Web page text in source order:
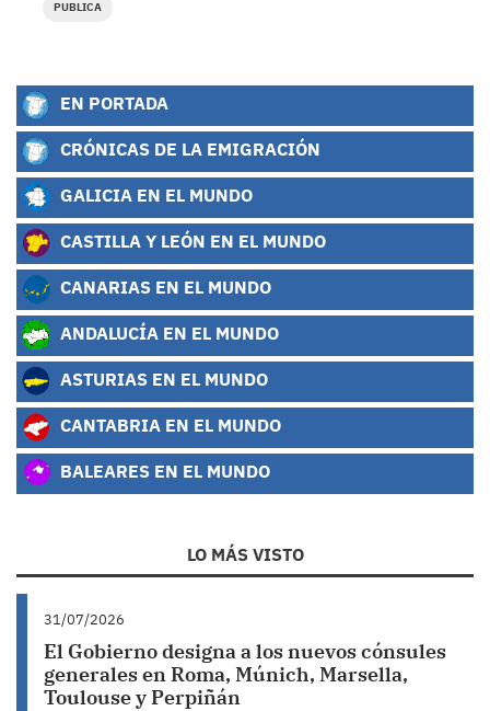
PUBLICA
EN PORTADA
CRÓNICAS DE LA EMIGRACIÓN
GALICIA EN EL MUNDO
CASTILLA Y LEÓN EN EL MUNDO
CANARIAS EN EL MUNDO
ANDALUCÍA EN EL MUNDO
ASTURIAS EN EL MUNDO
CANTABRIA EN EL MUNDO
BALEARES EN EL MUNDO
LO MÁS VISTO
31/07/2026
El Gobierno designa a los nuevos cónsules
generales en Roma, Múnich, Marsella,
Toulouse y Perpiñán